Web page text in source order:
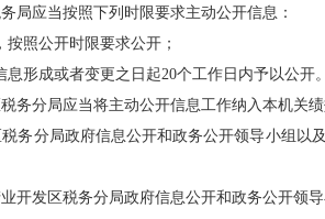
局应当按照下列时限要求主动公开信息：
按照公开时限要求公开；
息形成或者变更之日起20个工作日内予以公开。
务分局应当将主动公开信息工作纳入本机关绩
务分局政府信息公开和政务公开领导小组以
开发区税务分局政府信息公开和政务公开领